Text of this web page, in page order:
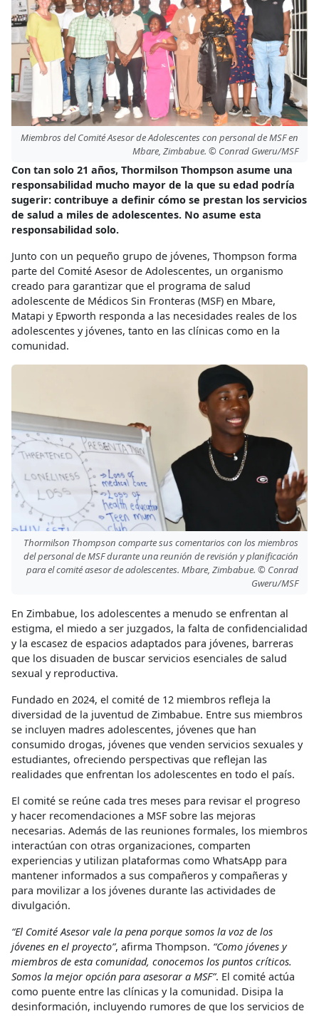
Miembros del Comité Asesor de Adolescentes con personal de MSF en
Mbare, Zimbabue. © Conrad Gweru/MSF
Con tan solo 21 años, Thormilson Thompson asume una
responsabilidad mucho mayor de la que su edad podría
sugerir: contribuye a definir cómo se prestan los servicios
de salud a miles de adolescentes. No asume esta
responsabilidad solo.
Junto con un pequeño grupo de jóvenes, Thompson forma
parte del Comité Asesor de Adolescentes, un organismo
creado para garantizar que el programa de salud
adolescente de Médicos Sin Fronteras (MSF) en Mbare,
Matapi y Epworth responda a las necesidades reales de los
adolescentes y jóvenes, tanto en las clínicas como en la
comunidad.
Thormilson Thompson comparte sus comentarios con los miembros
del personal de MSF durante una reunión de revisión y planificación
para el comité asesor de adolescentes. Mbare, Zimbabue. © Conrad
Gweru/MSF
En Zimbabue, los adolescentes a menudo se enfrentan al
estigma, el miedo a ser juzgados, la falta de confidencialidad
y la escasez de espacios adaptados para jóvenes, barreras
que los disuaden de buscar servicios esenciales de salud
sexual y reproductiva.
Fundado en 2024, el comité de 12 miembros refleja la
diversidad de la juventud de Zimbabue. Entre sus miembros
se incluyen madres adolescentes, jóvenes que han
consumido drogas, jóvenes que venden servicios sexuales y
estudiantes, ofreciendo perspectivas que reflejan las
realidades que enfrentan los adolescentes en todo el país.
El comité se reúne cada tres meses para revisar el progreso
y hacer recomendaciones a MSF sobre las mejoras
necesarias. Además de las reuniones formales, los miembros
interactúan con otras organizaciones, comparten
experiencias y utilizan plataformas como WhatsApp para
mantener informados a sus compañeros y compañeras y
para movilizar a los jóvenes durante las actividades de
divulgación.
“El Comité Asesor vale la pena porque somos la voz de los
jóvenes en el proyecto”, afirma Thompson. “Como jóvenes y
miembros de esta comunidad, conocemos los puntos críticos.
Somos la mejor opción para asesorar a MSF”. El comité actúa
como puente entre las clínicas y la comunidad. Disipa la
desinformación, incluyendo rumores de que los servicios de